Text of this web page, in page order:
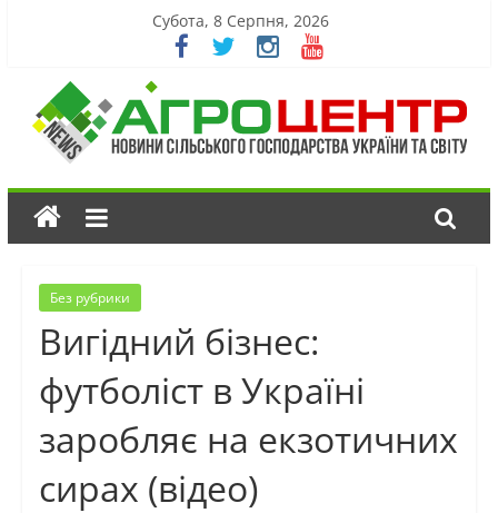
Субота, 8 Серпня, 2026
Без рубрики
Вигідний бізнес:
футболіст в Україні
заробляє на екзотичних
сирах (відео)